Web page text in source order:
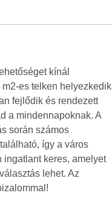
kínál
es telken helyezkedik
fejlődik és rendezett
a mindennapoknak. A
során számos
így a város
ingatlant keres, amelyet
lehet. Az